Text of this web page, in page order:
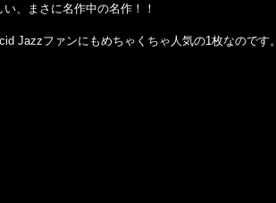
、まさに名作中の名作！！
Jazzファンにもめちゃくちゃ人気の1枚なのです。